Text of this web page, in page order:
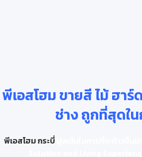
พีเอสโฮม ขายสี ไม้ ฮาร์
ช่าง ถูกที่สุดใน
พีเอสโฮม กระบี่มุ่งเน้นในการที่จะก้าวขึ้นม